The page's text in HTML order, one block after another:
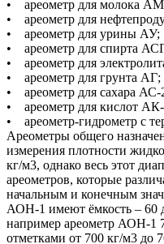
• ареометр для молока
• ареометр для
• ареометр для урины АУ;
• ареометр для спирта
• ареометр для
• ареометр для грунта АГ;
• ареометр для сахара
• ареометр для кислот
• ареометр-гидрометр с
Ареометры общего
измерения плотности
кг/м3, однако весь этот
ареометров, которые
начальным и конечным
АОН-1 имеют ёмкость – 60
например ареометр АОН-1
отметками от 700 кг/м3 до